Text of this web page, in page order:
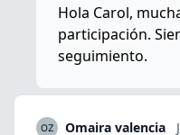
Hola Carol,
participación.
seguimiento.
Omaira valencia